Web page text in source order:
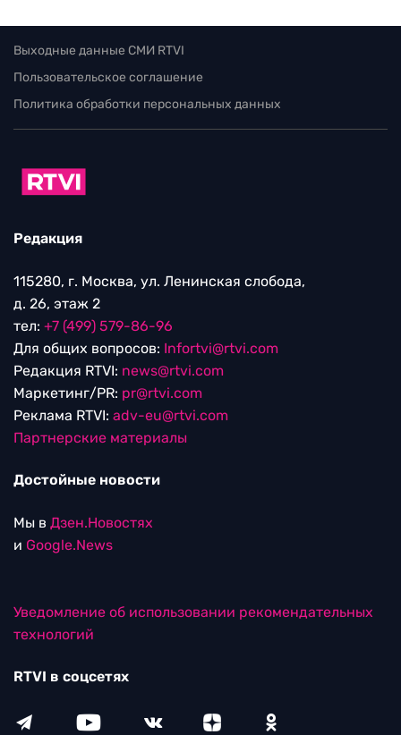
Выходные данные СМИ RTVI
Пользовательское соглашение
Политика обработки персональных данных
Редакция
115280, г. Москва, ул. Ленинская слобода,
д. 26, этаж 2
тел: +7 (499) 579-86-96
Для общих вопросов: Infortvi@rtvi.com
Редакция RTVI: news@rtvi.com
Маркетинг/PR: pr@rtvi.com
Реклама RTVI: adv-eu@rtvi.com
Партнерские материалы
Достойные новости
Мы в Дзен.Новостях
и Google.News
Уведомление об использовании рекомендательных
технологий
RTVI в соцсетях